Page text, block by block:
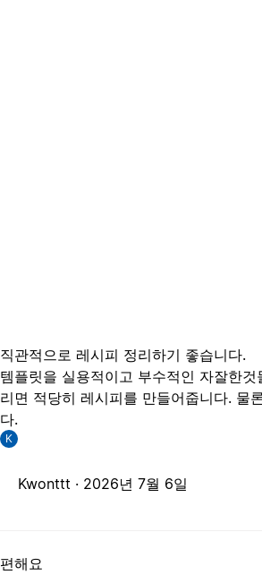
직관적으로 레시피 정리하기 좋습니다.
템플릿을 실용적이고 부수적인 자잘한
리면 적당히 레시피를 만들어줍니다. 물
다.
K
Kwonttt · 2026년 7월 6일
편해요